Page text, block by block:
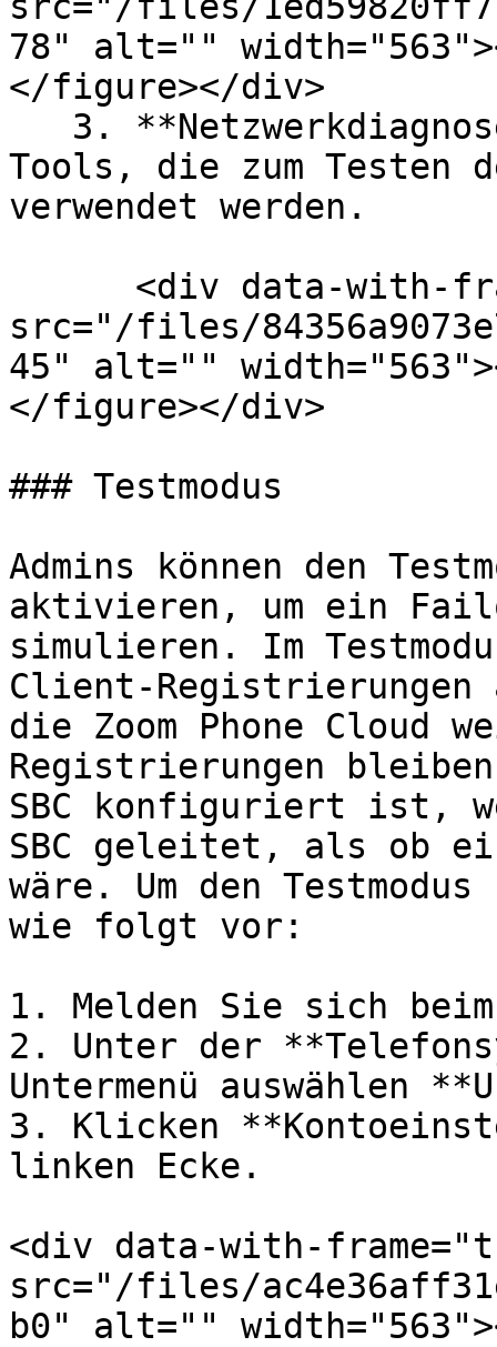
78" alt=""
</figure></div>
Tools, die zum Testen
verwendet werden.
src="/files/
45" alt=""
</figure></div>
### Testmodus
Admins können den
aktivieren, um ein
simulieren. Im
Client-Registrierungen
die Zoom Phone
Registrierungen
SBC konfiguriert ist,
SBC geleitet, als ob
wäre. Um den
wie folgt vor:
1. Melden Sie sich
2. Unter der
Untermenü auswählen
3. Klicken
linken Ecke.
<div data-with-
src="/files/
b0" alt=""